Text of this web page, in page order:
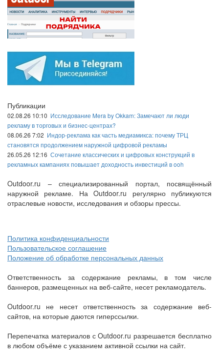
Публикации
02.08.26 10:10 Исследование Mera by Okkam: Замечают ли люди
рекламу в торговых и бизнес-центрах?
08.06.26 7:02 Индор-реклама как часть медиамикса: почему ТРЦ
становятся продолжением наружной цифровой рекламы
26.05.26 12:16 Сочетание классических и цифровых конструкций в
рекламных кампаниях повышает доходность инвестиций в ooh
Outdoor.ru – специализированный портал, посвящённый
наружной рекламе. На Outdoor.ru регулярно публикуются
отраслевые новости, исследования и обзоры прессы.
Политика конфиденциальности
Пользовательское соглашение
Положение об обработке персональных данных
Ответственность за содержание рекламы, в том числе
баннеров, размещенных на веб-сайте, несет рекламодатель.
Outdoor.ru не несет ответственность за содержание веб-
сайтов, на которые даются гиперссылки.
Перепечатка материалов с Outdoor.ru разрешается бесплатно
в любом объёме с указанием активной ссылки на сайт.